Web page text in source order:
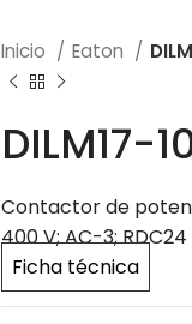
Inicio Eaton
DILM17-
Contactor de
400 V; AC-3; RDC24
Ficha técnica